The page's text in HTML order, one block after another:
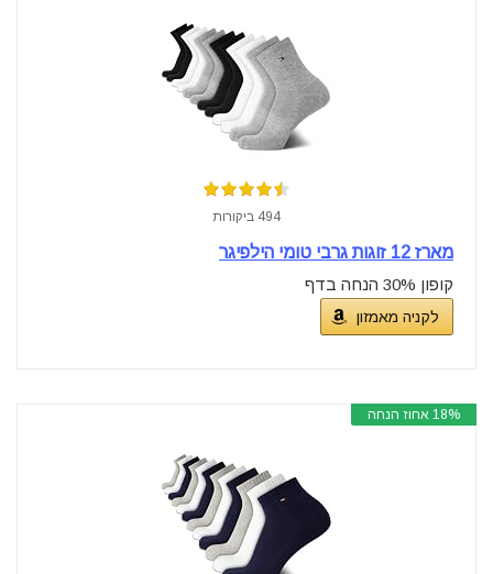
494 ביקורות
מארז 12 זוגות גרבי טומי הילפיגר
קופון 30% הנחה בדף
לקניה מאמזון
18% אחוז הנחה